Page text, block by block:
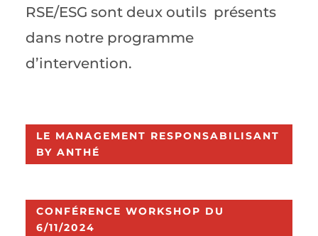
RSE/ESG sont deux outils présents
dans notre programme
d’intervention.
LE MANAGEMENT RESPONSABILISANT
BY ANTHÉ
CONFÉRENCE WORKSHOP DU
6/11/2024